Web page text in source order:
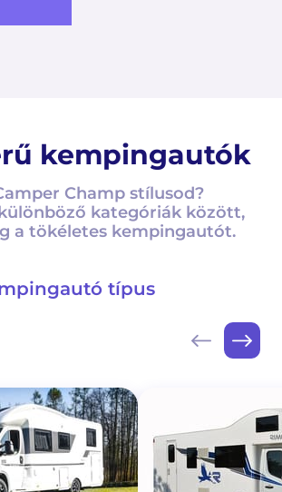
kempingautók
Champ stílusod?
kategóriák között,
a tökéletes kempingautót.
típus